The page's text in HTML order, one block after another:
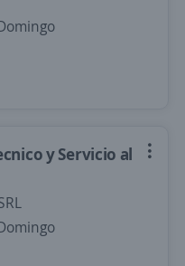
y Servicio al